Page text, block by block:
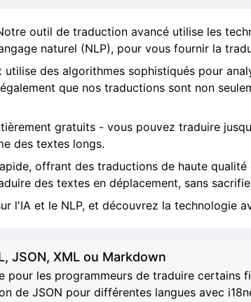
outil de traduction avancé utilise les
naturel (NLP), pour vous fournir la
des algorithmes sophistiqués pour
que nos traductions sont non
gratuits - vous pouvez traduire
des textes longs.
offrant des traductions de haute qualité
des textes en déplacement, sans
l'IA et le NLP, et découvrez la technologie
JSON, XML ou Markdown
les programmeurs de traduire certains
de JSON pour différentes langues avec